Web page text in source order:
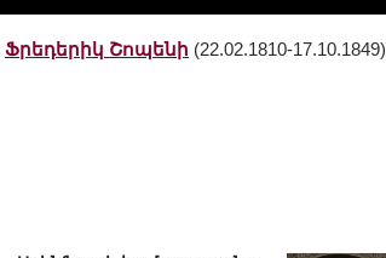
Ֆրեդերիկ Շոպենի (22.02.1810-17.10.1849)